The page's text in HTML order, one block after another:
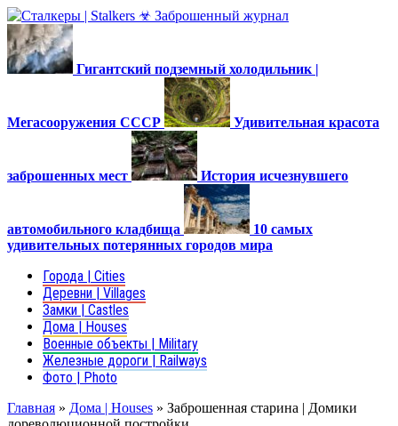
Гигантский подземный холодильник |
Мегасооружения СССР Удивительная красота
заброшенных мест История исчезнувшего
автомобильного кладбища
10 самых
удивительных потерянных городов мира
Города | Cities
Деревни | Villages
Замки | Castles
Дома | Houses
Военные объекты | Military
Железные дороги | Railways
Фото | Photo
Главная » Дома | Houses » Заброшенная старина | Домики